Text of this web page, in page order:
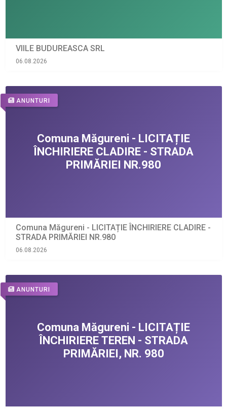
VIILE BUDUREASCA SRL
06.08.2026
ANUNTURI
Comuna Măgureni - LICITAȚIE ÎNCHIRIERE CLADIRE -
STRADA PRIMĂRIEI NR.980
06.08.2026
ANUNTURI